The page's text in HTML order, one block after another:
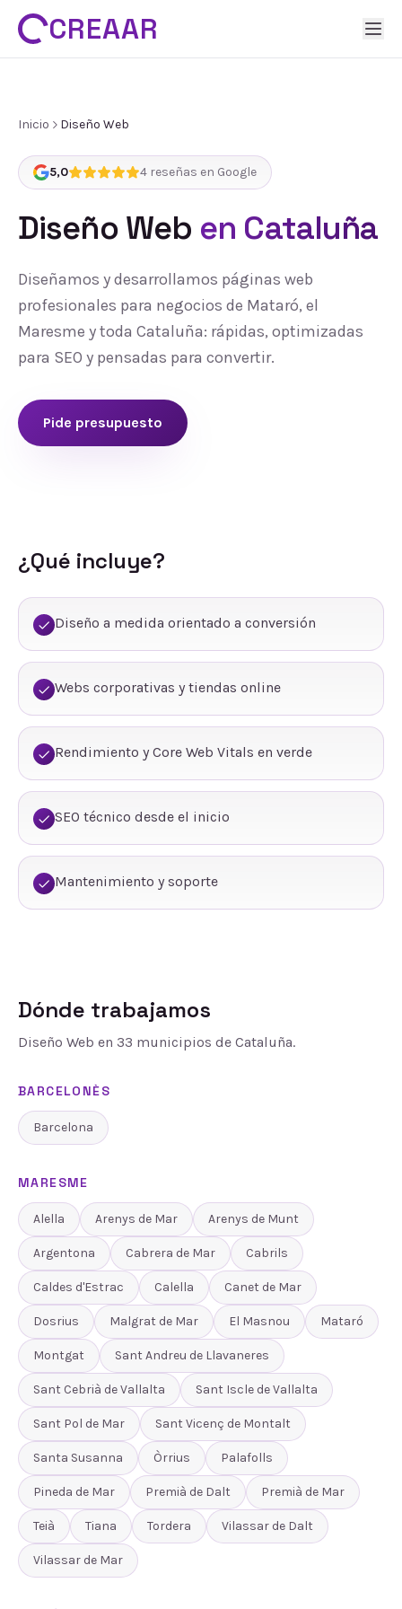
CREAAR
Inicio Diseño Web
5,0 4 reseñas en Google
Diseño Web en Cataluña
Diseñamos y desarrollamos páginas web
profesionales para negocios de Mataró, el
Maresme y toda Cataluña: rápidas, optimizadas
para SEO y pensadas para convertir.
Pide presupuesto
¿Qué incluye?
Diseño a medida orientado a conversión
Webs corporativas y tiendas online
Rendimiento y Core Web Vitals en verde
SEO técnico desde el inicio
Mantenimiento y soporte
Dónde trabajamos
Diseño Web en 33 municipios de Cataluña.
BARCELONÈS
Barcelona
MARESME
Alella Arenys de Mar Arenys de Munt
Argentona Cabrera de Mar Cabrils
Caldes d'Estrac Calella Canet de Mar
Dosrius Malgrat de Mar El Masnou Mataró
Montgat Sant Andreu de Llavaneres
Sant Cebrià de Vallalta Sant Iscle de Vallalta
Sant Pol de Mar Sant Vicenç de Montalt
Santa Susanna Òrrius Palafolls
Pineda de Mar Premià de Dalt Premià de Mar
Teià Tiana Tordera Vilassar de Dalt
Vilassar de Mar